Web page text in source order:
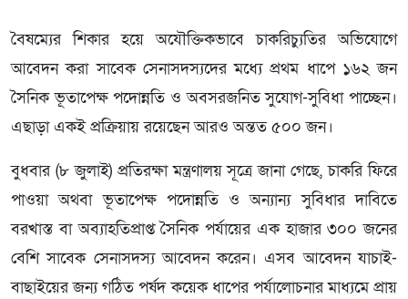
বৈষম্যের শিকার হয়ে অযৌক্তিকভাবে চাকরিচ্যুতির অভিযোগে
আবেদন করা সাবেক সেনাসদস্যদের মধ্যে প্রথম ধাপে ১৬২ জন
সৈনিক ভূতাপেক্ষ পদোন্নতি ও অবসরজনিত সুযোগ-সুবিধা পাচ্ছেন।
এছাড়া একই প্রক্রিয়ায় রয়েছেন আরও অন্তত ৫০০ জন।
বুধবার (৮ জুলাই) প্রতিরক্ষা মন্ত্রণালয় সূত্রে জানা গেছে, চাকরি ফিরে
পাওয়া অথবা ভূতাপেক্ষ পদোন্নতি ও অন্যান্য সুবিধার দাবিতে
বরখাস্ত বা অব্যাহতিপ্রাপ্ত সৈনিক পর্যায়ের এক হাজার ৩০০ জনের
বেশি সাবেক সেনাসদস্য আবেদন করেন। এসব আবেদন যাচাই-
বাছাইয়ের জন্য গঠিত পর্ষদ কয়েক ধাপের পর্যালোচনার মাধ্যমে প্রায়